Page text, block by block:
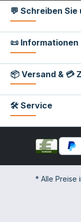
💬 Schreiben
📜
📦 Versand & 💳
🛠 Service
* Alle Preise